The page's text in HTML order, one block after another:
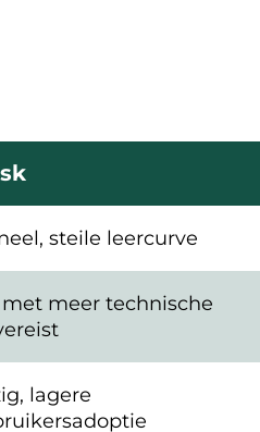
steile leercurve
met meer technische
lagere